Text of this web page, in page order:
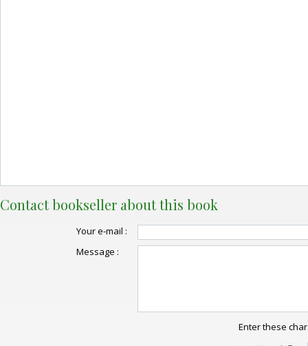
Contact bookseller about this book
Your e-mail :
Message :
Enter these